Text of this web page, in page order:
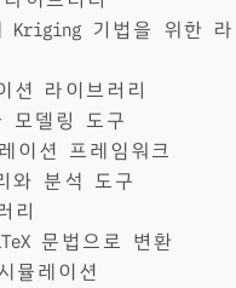
Kriging 기법을 위한 라
션 라이브러리
모델링 도구
이션 프레임워크
와 분석 도구
리
문법으로 변환
뮬레이션